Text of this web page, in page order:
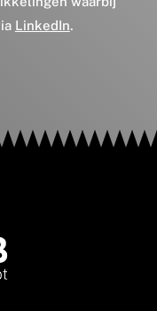
LinkedIn.